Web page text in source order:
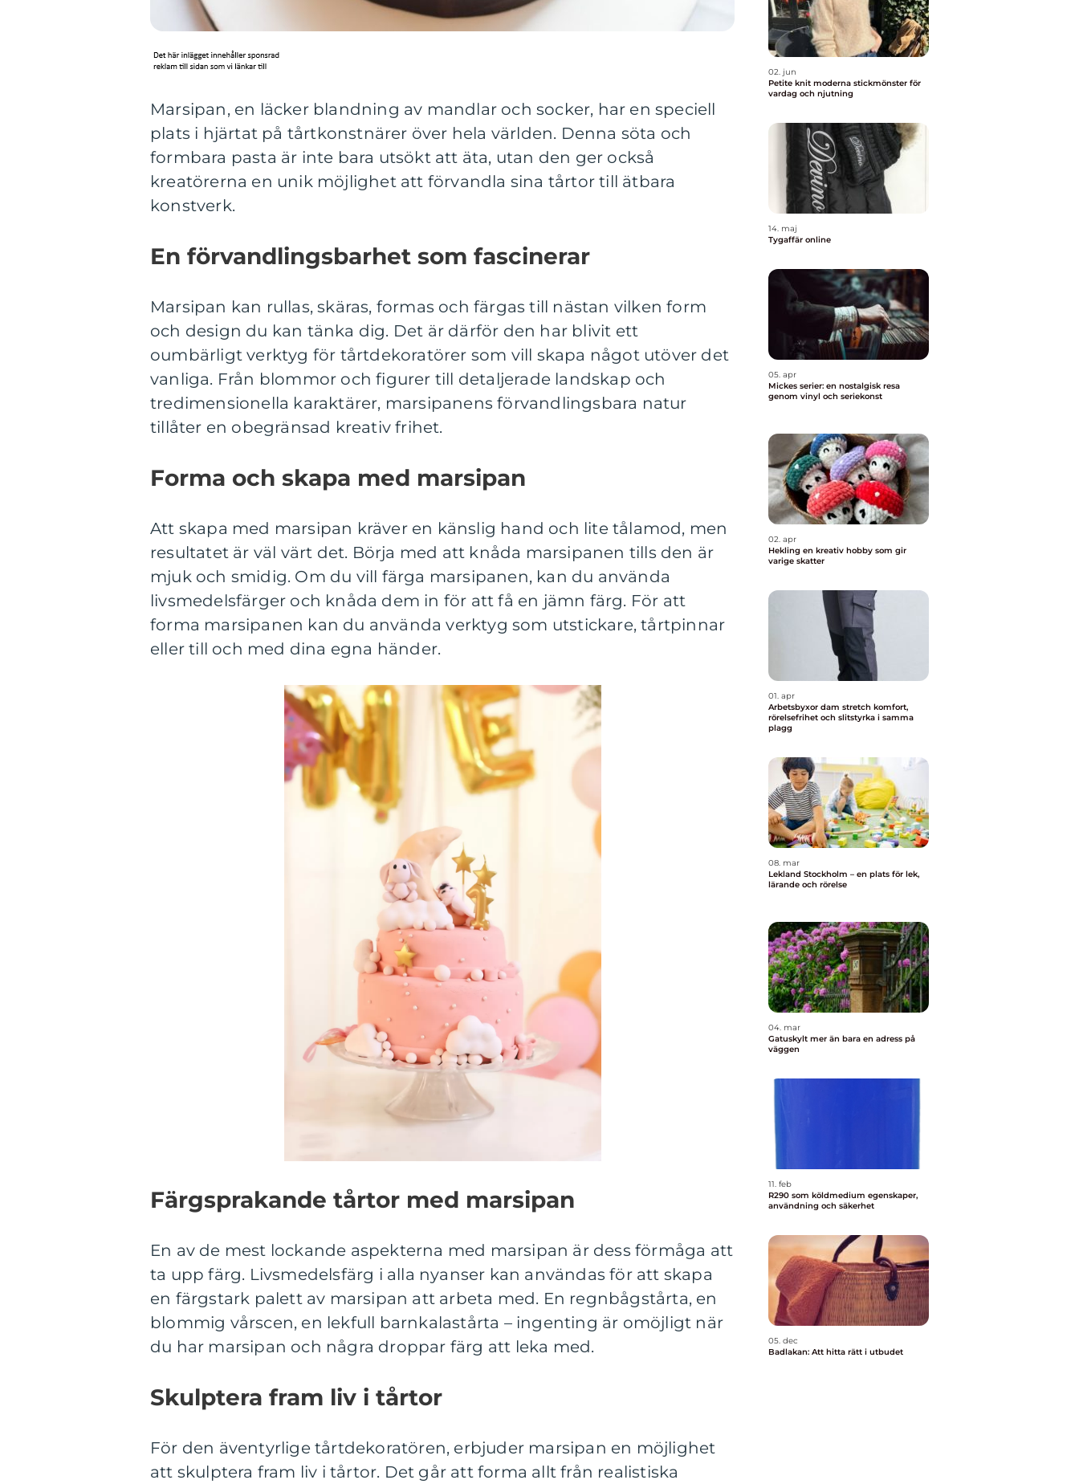
Marsipan, en läcker blandning av mandlar och socker, har en speciell
plats i hjärtat på tårtkonstnärer över hela världen. Denna söta och
formbara pasta är inte bara utsökt att äta, utan den ger också
kreatörerna en unik möjlighet att förvandla sina tårtor till ätbara
konstverk.
En förvandlingsbarhet som fascinerar
Marsipan kan rullas, skäras, formas och färgas till nästan vilken form
och design du kan tänka dig. Det är därför den har blivit ett
oumbärligt verktyg för tårtdekoratörer som vill skapa något utöver det
vanliga. Från blommor och figurer till detaljerade landskap och
tredimensionella karaktärer, marsipanens förvandlingsbara natur
tillåter en obegränsad kreativ frihet.
Forma och skapa med marsipan
Att skapa med marsipan kräver en känslig hand och lite tålamod, men
resultatet är väl värt det. Börja med att knåda marsipanen tills den är
mjuk och smidig. Om du vill färga marsipanen, kan du använda
livsmedelsfärger och knåda dem in för att få en jämn färg. För att
forma marsipanen kan du använda verktyg som utstickare, tårtpinnar
eller till och med dina egna händer.
Färgsprakande tårtor med marsipan
En av de mest lockande aspekterna med marsipan är dess förmåga att
ta upp färg. Livsmedelsfärg i alla nyanser kan användas för att skapa
en färgstark palett av marsipan att arbeta med. En regnbågstårta, en
blommig vårscen, en lekfull barnkalastårta – ingenting är omöjligt när
du har marsipan och några droppar färg att leka med.
Skulptera fram liv i tårtor
För den äventyrlige tårtdekoratören, erbjuder marsipan en möjlighet
att skulptera fram liv i tårtor. Det går att forma allt från realistiska
02. jun
Petite knit moderna stickmönster för
vardag och njutning
14. maj
Tygaffär online
05. apr
Mickes serier: en nostalgisk resa
genom vinyl och seriekonst
02. apr
Hekling en kreativ hobby som gir
varige skatter
01. apr
Arbetsbyxor dam stretch komfort,
rörelsefrihet och slitstyrka i samma
plagg
08. mar
Lekland Stockholm – en plats för lek,
lärande och rörelse
04. mar
Gatuskylt mer än bara en adress på
väggen
11. feb
R290 som köldmedium egenskaper,
användning och säkerhet
05. dec
Badlakan: Att hitta rätt i utbudet